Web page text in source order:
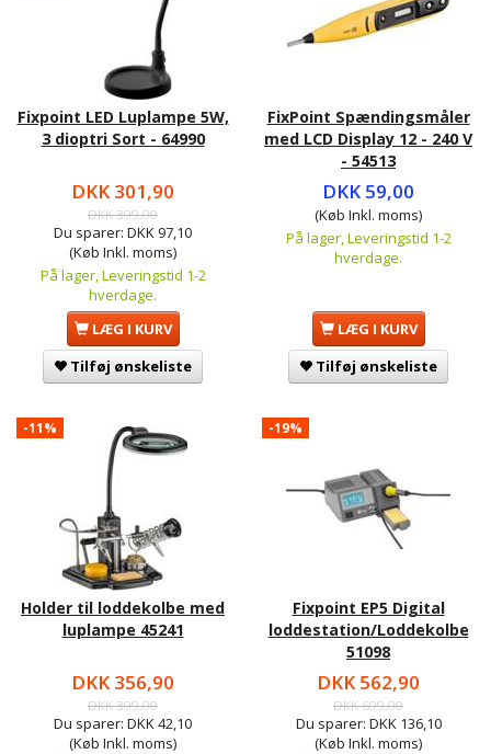
Fixpoint LED Luplampe 5W,
3 dioptri Sort - 64990
DKK 301,90
DKK 399,00
Du sparer: DKK 97,10
(Køb Inkl. moms)
På lager, Leveringstid 1-2
hverdage.
LÆG I KURV
Tilføj ønskeliste
FixPoint Spændingsmåler
med LCD Display 12 - 240 V
- 54513
DKK 59,00
(Køb Inkl. moms)
På lager, Leveringstid 1-2
hverdage.
LÆG I KURV
Tilføj ønskeliste
-11%
Holder til loddekolbe med
luplampe 45241
DKK 356,90
DKK 399,00
Du sparer: DKK 42,10
(Køb Inkl. moms)
-19%
Fixpoint EP5 Digital
loddestation/Loddekolbe
51098
DKK 562,90
DKK 699,00
Du sparer: DKK 136,10
(Køb Inkl. moms)